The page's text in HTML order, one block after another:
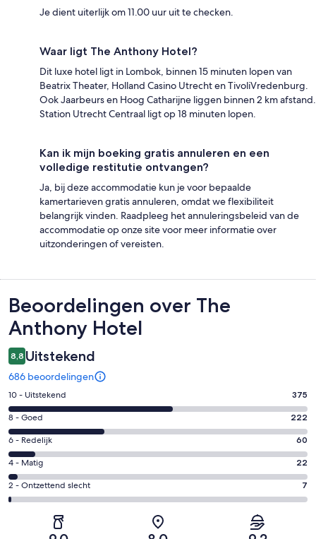
Je dient uiterlijk om 11.00 uur uit te checken.
Waar ligt The Anthony Hotel?
Dit luxe hotel ligt in Lombok, binnen 15 minuten lopen van
Beatrix Theater, Holland Casino Utrecht en TivoliVredenburg.
Ook Jaarbeurs en Hoog Catharijne liggen binnen 2 km afstand.
Station Utrecht Centraal ligt op 18 minuten lopen.
Kan ik mijn boeking gratis annuleren en een
volledige restitutie ontvangen?
Ja, bij deze accommodatie kun je voor bepaalde
kamertarieven gratis annuleren, omdat we flexibiliteit
belangrijk vinden. Raadpleeg het annuleringsbeleid van de
accommodatie op onze site voor meer informatie over
uitzonderingen of vereisten.
Beoordelingen
Beoordelingen over The
Anthony Hotel
8,8 Uitstekend
686 beoordelingen
Gastenscore:
10
-
Uitstekend.
375
van
686
beoordelingen
10 - Uitstekend 375
Gastenscore:
8
-
Goed.
222
van
beoordelingen
8 - Goed 222
Gastenscore:
6
-
Redelijk.
60
6 - Redelijk 60
Gastenscore:
4
-
4 - Matig 22
Gastenscore:
2
Ontzettend
2 - Ontzettend slecht 7